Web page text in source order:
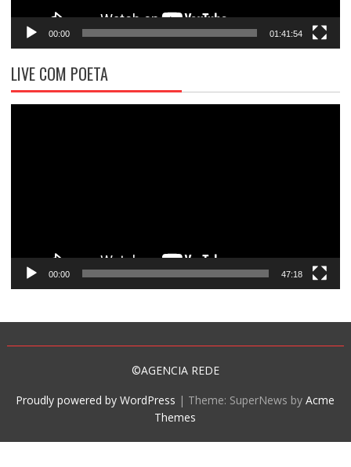
00:00 01:41:54
LIVE COM POETA
00:00 47:18
©AGENCIA REDE
Proudly powered by WordPress | Theme: SuperNews byAcme
Themes